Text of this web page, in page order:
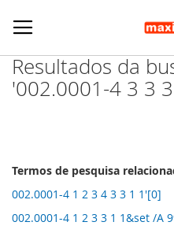
Resultados da
'002.0001-4 3 3
Termos de pesquisa
002.0001-4 1 2 3 4 3 3 1 1'[0]
002.0001-4 1 2 3 3 1 1&set /A